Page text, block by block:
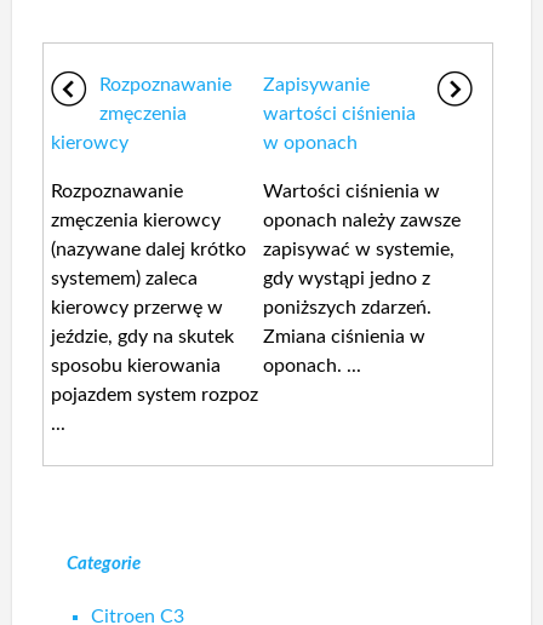
Rozpoznawanie
zmęczenia
kierowcy
Rozpoznawanie
zmęczenia kierowcy
(nazywane dalej krótko
systemem) zaleca
kierowcy przerwę w
jeździe, gdy na skutek
sposobu kierowania
pojazdem system rozpoz
...
Zapisywanie
wartości ciśnienia
w oponach
Wartości ciśnienia w
oponach należy zawsze
zapisywać w systemie,
gdy wystąpi jedno z
poniższych zdarzeń.
Zmiana ciśnienia w
oponach. ...
Categorie
Citroen C3